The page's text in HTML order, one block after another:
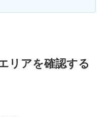
リアを確認する